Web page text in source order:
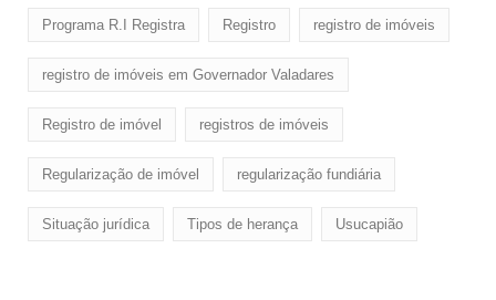
Programa R.I Registra Registro registro de imóveis
registro de imóveis em Governador Valadares
Registro de imóvel registros de imóveis
Regularização de imóvel regularização fundiária
Situação jurídica Tipos de herança Usucapião